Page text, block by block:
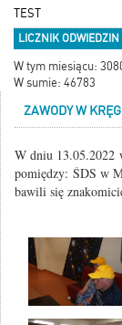
TEST
LICZNIK ODWIEDZIN
W tym miesiącu:
W sumie: 46783
ZAWODY W
W dniu 13.05.2022
pomiędzy:ŚDS w
bawili się